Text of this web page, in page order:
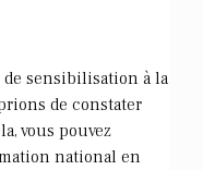
de sensibilisation à la
de constater
vous pouvez
national en